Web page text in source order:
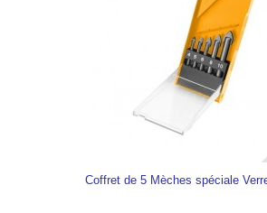
Coffret de 5 Mèches spéciale